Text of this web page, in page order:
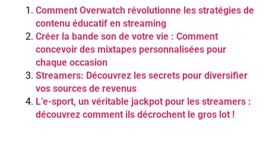
Comment Overwatch révolutionne les stratégies de
contenu éducatif en streaming
Créer la bande son de votre vie : Comment
concevoir des mixtapes personnalisées pour
chaque occasion
Streamers: Découvrez les secrets pour diversifier
vos sources de revenus
L’e-sport, un véritable jackpot pour les streamers :
découvrez comment ils décrochent le gros lot !